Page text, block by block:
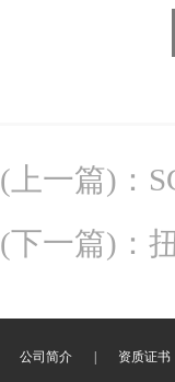
(上一篇) ：
(下一篇) ：
公司简介 资质证书